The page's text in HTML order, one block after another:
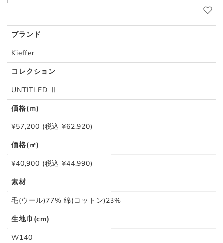
ブランド
Kieffer
コレクション
UNTITLED Ⅱ
価格(ｍ)
¥57,200 (税込 ¥62,920)
価格(㎡)
¥40,900 (税込 ¥44,990)
素材
毛(ウール)77% 綿(コットン)23%
生地巾(cm)
W140